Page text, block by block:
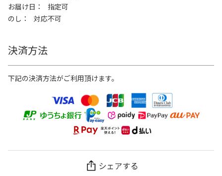
お届け日
指定可
のし
対応不可
決済方法
下記の決済方法がご利用頂けます。
シェアする